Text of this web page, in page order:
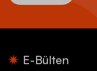
E-Bülten